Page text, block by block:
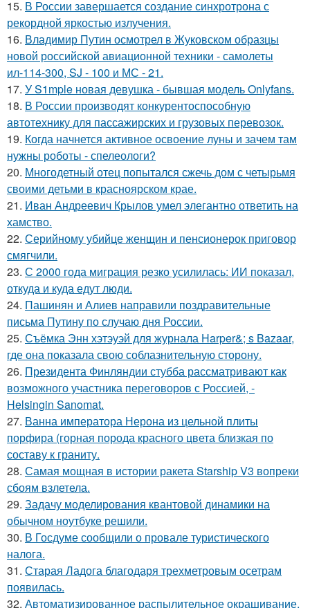
15. В России завершается создание синхротрона с
рекордной яркостью излучения.
16. Владимир Путин осмотрел в Жуковском образцы
новой российской авиационной техники - самолеты
ил-114-300, SJ - 100 и МС - 21.
17. У S1mple новая девушка - бывшая модель Onlyfans.
18. В России производят конкурентоспособную
автотехнику для пассажирских и грузовых перевозок.
19. Когда начнется активное освоение луны и зачем там
нужны роботы - спелеологи?
20. Многодетный отец попытался сжечь дом с четырьмя
своими детьми в красноярском крае.
21. Иван Андреевич Крылов умел элегантно ответить на
хамство.
22. Серийному убийце женщин и пенсионерок приговор
смягчили.
23. С 2000 года миграция резко усилилась: ИИ показал,
откуда и куда едут люди.
24. Пашинян и Алиев направили поздравительные
письма Путину по случаю дня России.
25. Съёмка Энн хэтэуэй для журнала Harper&; s Bazaar,
где она показала свою соблазнительную сторону.
26. Президента Финляндии стубба рассматривают как
возможного участника переговоров с Россией, -
Helsingin Sanomat.
27. Ванна императора Нерона из цельной плиты
порфира (горная порода красного цвета близкая по
составу к граниту.
28. Самая мощная в истории ракета Starship V3 вопреки
сбоям взлетела.
29. Задачу моделирования квантовой динамики на
обычном ноутбуке решили.
30. В Госдуме сообщили о провале туристического
налога.
31. Старая Ладога благодаря трехметровым осетрам
появилась.
32. Автоматизированное распылительное окрашивание,